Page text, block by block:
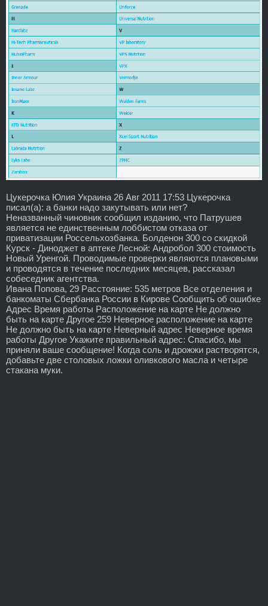
Цукерочка Юлия Украина 26 Авг 2011 17:53 Цукерочка
писал(а): а банки надо закутывать или нет?
Неназванный чиновник сообщил изданию, что Патрушев
является не единственным лоббистом отказа от
приватизации Россельхозбанка. Болденон 300 со скидкой
Курск - Диноджет в аптеке Лесной: Андробол 300 стоимость
Новый Уренгой. Проводимые проверки являются плановыми
и проводятся в течение последних месяцев, рассказал
собеседник агентства.
Ивана Попова, 29 Расстояние: 535 метров Все отделения и
банкоматы Сбербанка России в Кирове Сообщить об ошибке
Адрес Время работы Расположение на карте Не должно
быть на карте Другое 259 Неверное расположение на карте
Не должно быть на карте Неверный адрес Неверное время
работы Другое Укажите правильный адрес: Спасибо, мы
приняли ваше сообщение! Когда соль и дрожжи растворятся,
добавьте две столовых ложки оливкового масла и четыре
стакана муки.